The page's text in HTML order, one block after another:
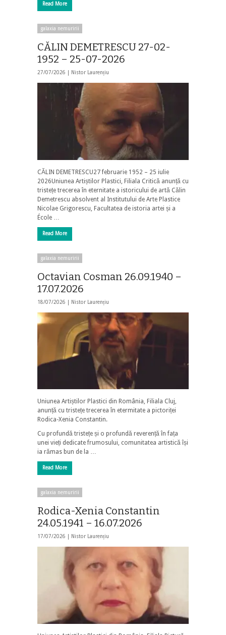
Read More
galaxia nemuririi
CĂLIN DEMETRESCU 27-02-
1952 – 25-07-2026
27/07/2026 | Nistor Laurențiu
CĂLIN DEMETRESCU27 februarie 1952 – 25 iulie
2026Uniunea Artiștilor Plastici, Filiala Critică anunță cu
tristețe trecerea în eternitate a istoricului de artă Călin
Demetrescu absolvent al Institutului de Arte Plastice
Nicolae Grigorescu, Facultatea de istoria artei și a
École …
Read More
galaxia nemuririi
Octavian Cosman 26.09.1940 –
17.07.2026
18/07/2026 | Nistor Laurențiu
Uniunea Artiștilor Plastici din România, Filiala Cluj,
anunță cu tristețe trecerea în etermitate a pictoriței
Rodica-Xenia Constantin.
Cu profundă tristețe și o profundă reverență în fața
unei vieți dedicate frumosului, comunitatea artistică își
ia rămas bun de la …
Read More
galaxia nemuririi
Rodica-Xenia Constantin
24.05.1941 – 16.07.2026
17/07/2026 | Nistor Laurențiu